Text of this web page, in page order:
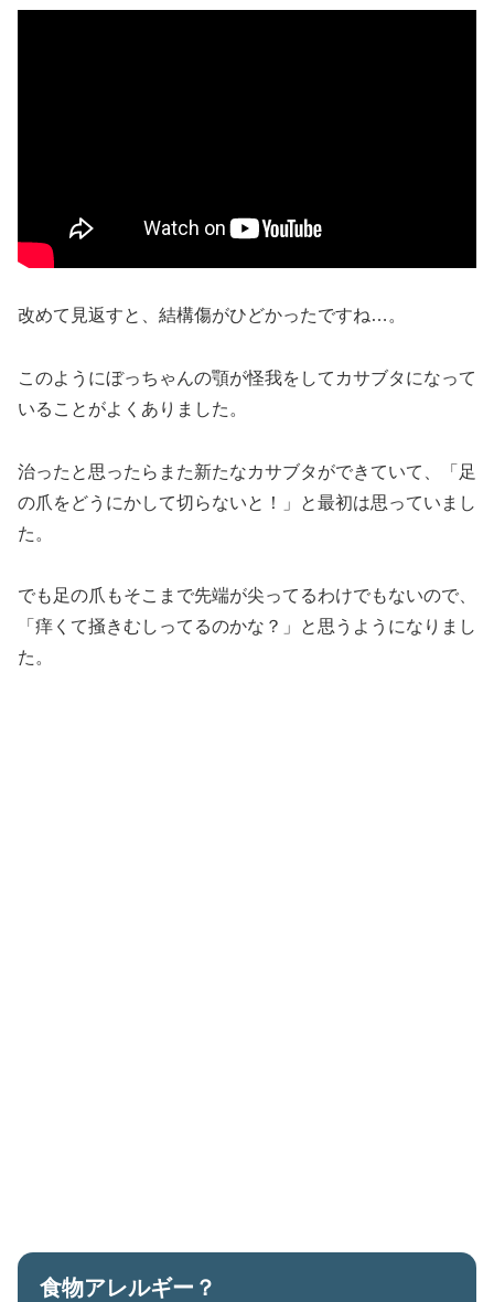
改めて見返すと、結構傷がひどかったですね…。
このようにぼっちゃんの顎が怪我をしてカサブタになって
いることがよくありました。
治ったと思ったらまた新たなカサブタができていて、「足
の爪をどうにかして切らないと！」と最初は思っていまし
た。
でも足の爪もそこまで先端が尖ってるわけでもないので、
「痒くて掻きむしってるのかな？」と思うようになりまし
た。
食物アレルギー？